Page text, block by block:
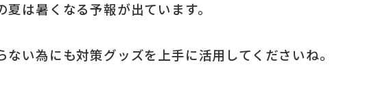
夏は暑くなる予報が出ています。
ない為にも対策グッズを上手に活用してくださいね。